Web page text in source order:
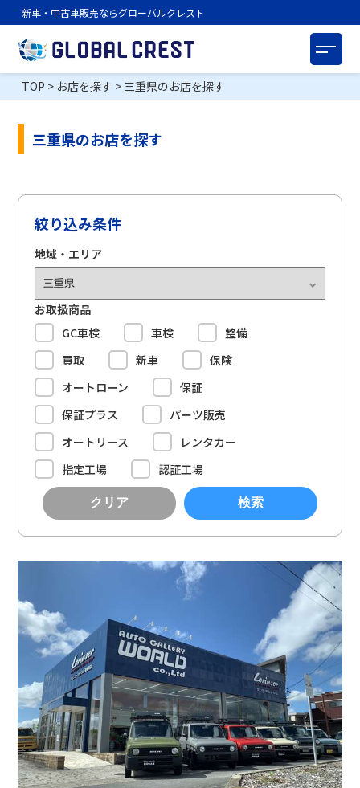
新車・中古車販売ならグローバルクレスト
TOP > お店を探す > 三重県のお店を探す
三重県のお店を探す
絞り込み条件
地域・エリア
お取扱商品
GC車検
車検
整備
買取
新車
保険
オートローン
保証
保証プラス
パーツ販売
オートリース
レンタカー
指定工場
認証工場
クリア 検索